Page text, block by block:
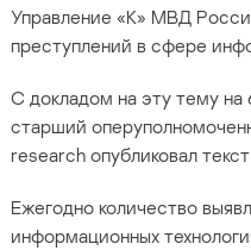
Управление «К» МВД
преступлений в сфере
С докладом на эту тему
старший
research опубликовал
Ежегодно количество
информационных